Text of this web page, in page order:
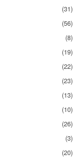
(31)
(56)
(8)
(19)
(22)
(23)
(13)
(10)
(26)
(3)
(20)